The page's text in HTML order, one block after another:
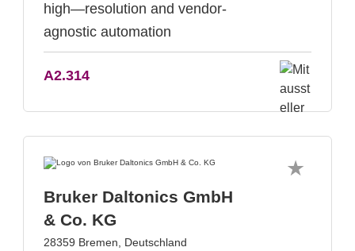
high—resolution and vendor-
agnostic automation
A2.314
Bruker Daltonics GmbH
& Co. KG
28359 Bremen, Deutschland